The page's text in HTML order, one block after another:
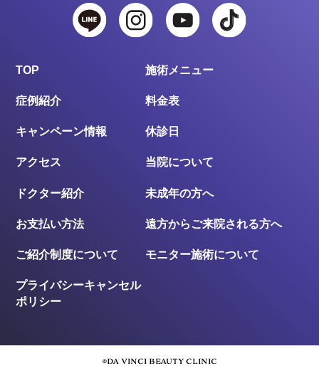
TOP 施術メニュー
症例紹介 料金表
キャンペーン情報 休診日
アクセス 当院について
ドクター紹介 未成年の方へ
お支払い方法 遠方からご来院される方へ
ご紹介制度について モニター施術について
プライバシーキャンセル
ポリシー
©︎DA VINCI BEAUTY CLINIC